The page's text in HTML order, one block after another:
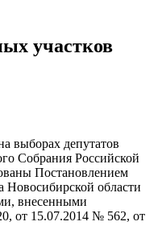
участков
выборах депутатов
Собрания Российской
Постановлением
области
внесенными
от 15.07.2014 № 562, от